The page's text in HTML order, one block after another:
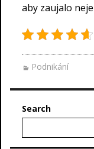
aby zaujalo
Podnikání
Search